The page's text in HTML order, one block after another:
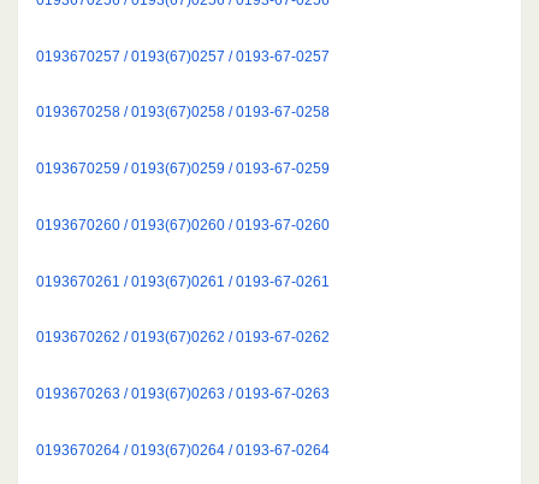
0193670257 / 0193(67)0257 / 0193-67-0257
0193670258 / 0193(67)0258 / 0193-67-0258
0193670259 / 0193(67)0259 / 0193-67-0259
0193670260 / 0193(67)0260 / 0193-67-0260
0193670261 / 0193(67)0261 / 0193-67-0261
0193670262 / 0193(67)0262 / 0193-67-0262
0193670263 / 0193(67)0263 / 0193-67-0263
0193670264 / 0193(67)0264 / 0193-67-0264